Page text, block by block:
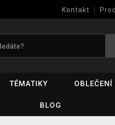
Kontakt
TÉMATIKY
BLOG